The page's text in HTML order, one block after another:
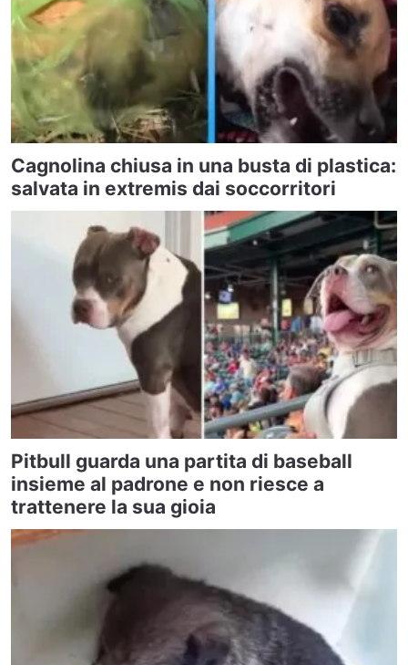
Cagnolina chiusa in una busta di plastica:
salvata in extremis dai soccorritori
Pitbull guarda una partita di baseball
insieme al padrone e non riesce a
trattenere la sua gioia